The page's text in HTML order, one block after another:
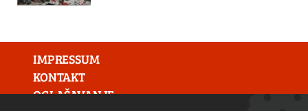
IMPRESSUM
KONTAKT
OGLAŠAVANJE